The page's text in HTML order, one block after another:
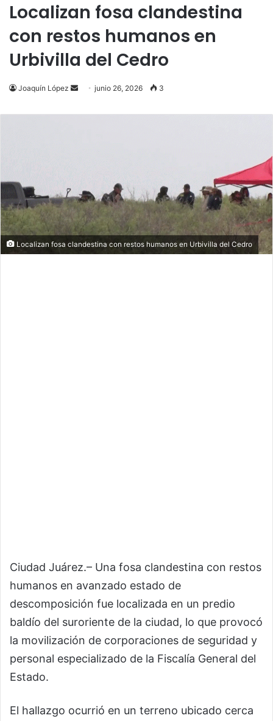
Localizan fosa clandestina
con restos humanos en
Urbivilla del Cedro
Joaquín López
Send
email
junio 26, 2026 3
Localizan fosa clandestina con restos humanos en Urbivilla del Cedro
Ciudad Juárez.– Una fosa clandestina con restos
humanos en avanzado estado de
descomposición fue localizada en un predio
baldío del suroriente de la ciudad, lo que provocó
la movilización de corporaciones de seguridad y
personal especializado de la Fiscalía General del
Estado.
El hallazgo ocurrió en un terreno ubicado cerca